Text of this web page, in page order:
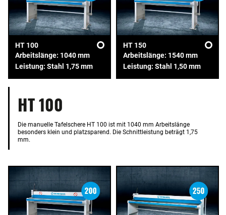
HT 100
Arbeitslänge: 1040 mm
Leistung: Stahl 1,75 mm
HT 150
Arbeitslänge: 1540 mm
Leistung: Stahl 1,50 mm
HT 100
Die manuelle Tafelschere HT 100 ist mit 1040 mm Arbeitslänge
besonders klein und platzsparend. Die Schnittleistung beträgt 1,75
mm.